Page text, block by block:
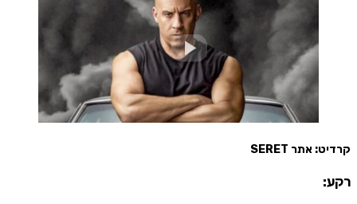
קרדיט: אתר SERET
רקע: